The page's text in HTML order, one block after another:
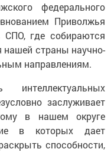
федерального
Приволжья
СПО, где собираются
страны научно-
направлениям.
заслуживает
в нашем округе
в которых дает
способности,